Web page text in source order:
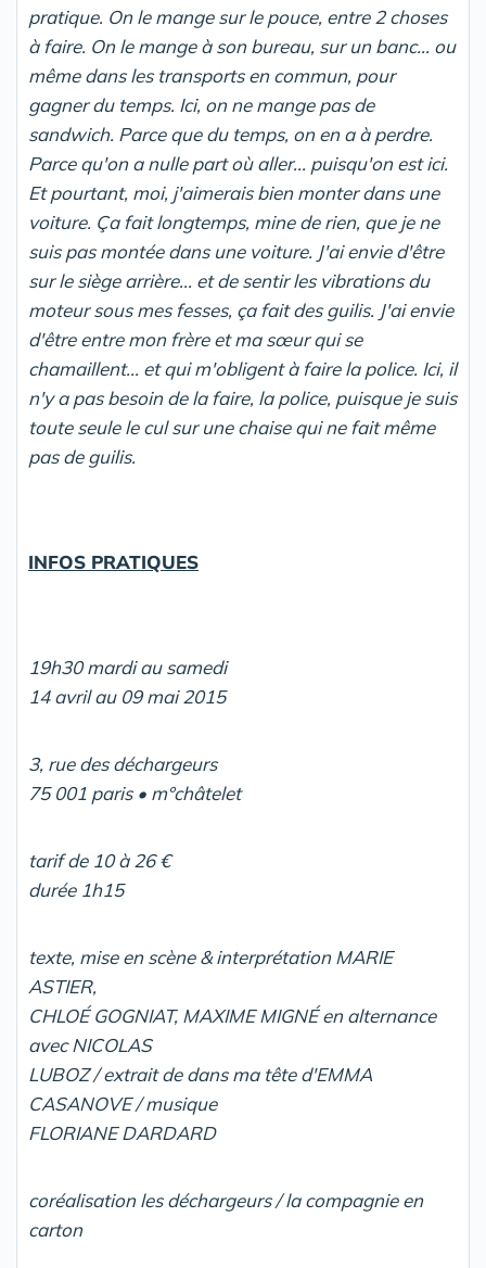
pratique. On le mange sur le pouce, entre 2 choses
à faire. On le mange à son bureau, sur un banc... ou
même dans les transports en commun, pour
gagner du temps. Ici, on ne mange pas de
sandwich. Parce que du temps, on en a à perdre.
Parce qu'on a nulle part où aller... puisqu'on est ici.
Et pourtant, moi, j'aimerais bien monter dans une
voiture. Ça fait longtemps, mine de rien, que je ne
suis pas montée dans une voiture. J'ai envie d'être
sur le siège arrière... et de sentir les vibrations du
moteur sous mes fesses, ça fait des guilis. J'ai envie
d'être entre mon frère et ma sœur qui se
chamaillent... et qui m'obligent à faire la police. Ici, il
n'y a pas besoin de la faire, la police, puisque je suis
toute seule le cul sur une chaise qui ne fait même
pas de guilis.
INFOS PRATIQUES
19h30 mardi au samedi
14 avril au 09 mai 2015
3, rue des déchargeurs
75 001 paris • m°châtelet
tarif de 10 à 26 €
durée 1h15
texte, mise en scène & interprétation MARIE
ASTIER,
CHLOÉ GOGNIAT, MAXIME MIGNÉ en alternance
avec NICOLAS
LUBOZ / extrait de dans ma tête d'EMMA
CASANOVE / musique
FLORIANE DARDARD
coréalisation les déchargeurs / la compagnie en
carton